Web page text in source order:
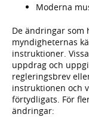
Moderna
De ändringar som
myndigheternas
instruktioner.
uppdrag och
regleringsbrev
instruktionen och
förtydligats. För
ändringar: